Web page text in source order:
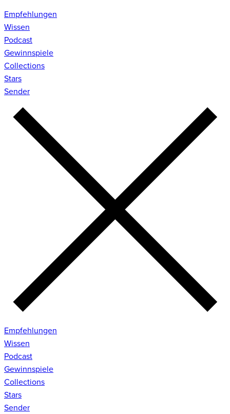
Empfehlungen
Wissen
Podcast
Gewinnspiele
Collections
Stars
Sender
Empfehlungen
Wissen
Podcast
Gewinnspiele
Collections
Stars
Sender